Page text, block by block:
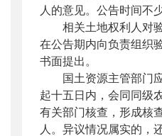
人的意见。公告时间不
相关土地权利人对验
在公告期内向负责组织
书面提出。
国土资源主管部门应
起十五日内，会同同级
有关部门核查，形成核
人。异议情况属实的，